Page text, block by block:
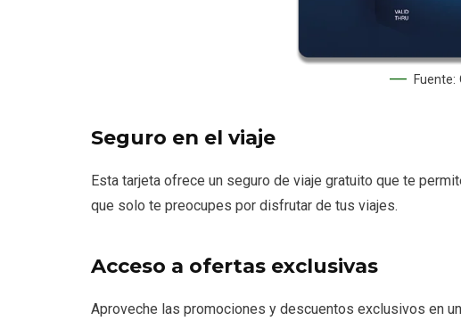
Fuente:
Seguro en el viaje
Esta tarjeta ofrece un seguro de viaje gratuito que te
que solo te preocupes por disfrutar de tus viajes.
Acceso a ofertas exclusivas
Aproveche las promociones y descuentos exclusivos en